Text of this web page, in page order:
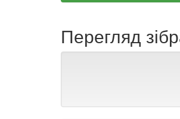
Перегляд